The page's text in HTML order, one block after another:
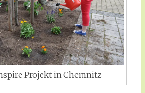
Projekt in Chemnitz